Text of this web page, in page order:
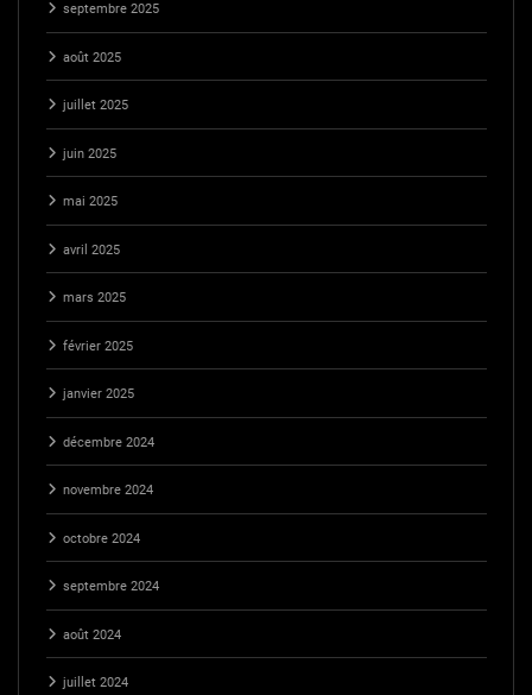
septembre 2025
août 2025
juillet 2025
juin 2025
mai 2025
avril 2025
mars 2025
février 2025
janvier 2025
décembre 2024
novembre 2024
octobre 2024
septembre 2024
août 2024
juillet 2024